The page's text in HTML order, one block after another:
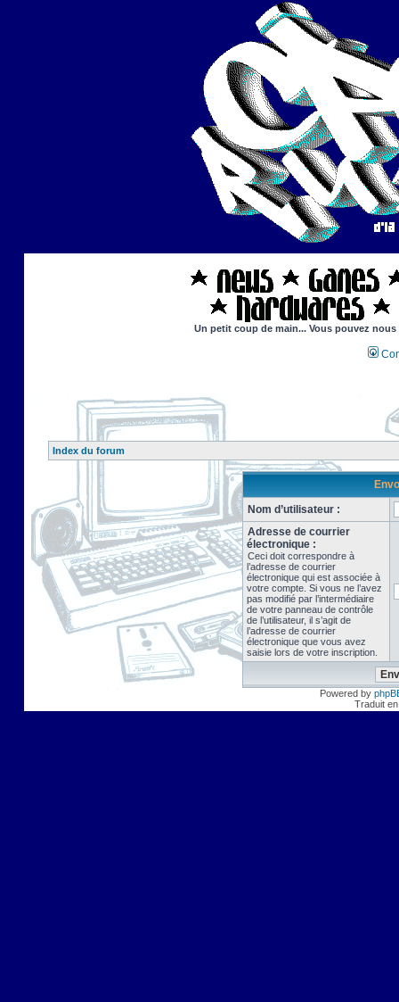
Un petit coup de main... Vous pouvez
Index du forum
Nom d’utilisateur :
Adresse de courrier
électronique :
Ceci doit correspondre à
l’adresse de courrier
électronique qui est associée à
votre compte. Si vous ne l’avez
pas modifié par l’intermédiaire
de votre panneau de contrôle
de l’utilisateur, il s’agit de
l’adresse de courrier
électronique que vous avez
saisie lors de votre inscription.
Powered by
Traduit